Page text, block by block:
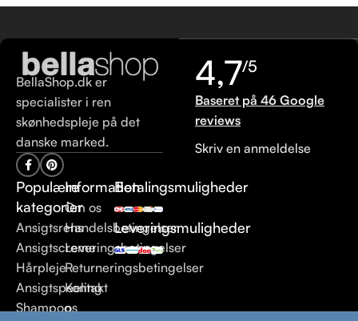
BellaShop.dk er
specialister i ren
skønhedspleje på det
danske marked.
Populære
kategorier
Ansigtsrens
Ansigtscreme
Hårpleje
Ansigtspeeling
Shampoo
Information
Om os
Handelsbetingelser
Leveringsbetingelser
Returneringsbetingelser
Kontakt
os
Betalingsmuligheder
Leveringsmuligheder
4,7/5
Baseret på 46 Google
reviews
Skriv en anmeldelse